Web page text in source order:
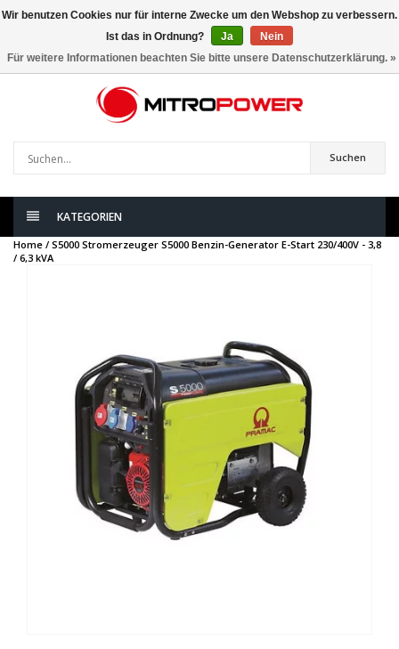
artikel
Suchen
KATEGORIEN
Home / S5000 Stromerzeuger S5000 Benzin-Generator E-Start 230/400V - 3,8
/ 6,3 kVA
Wir benutzen Cookies nur für interne Zwecke um den Webshop zu verbessern.
Ist das in Ordnung?
Ja
Nein
Für weitere Informationen beachten Sie bitte unsere Datenschutzerklärung. »